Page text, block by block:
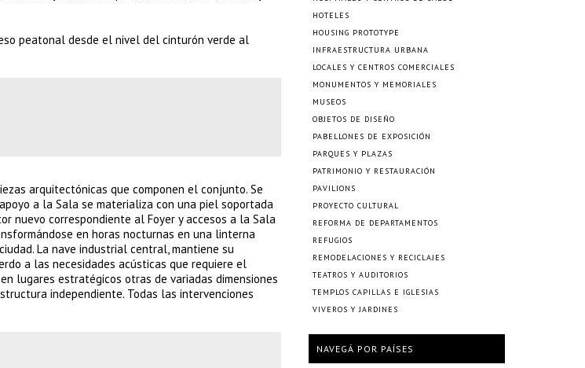
peatonal desde el nivel del cinturón verde al
arquitectónicas que componen el conjunto. Se
a la Sala se materializa con una piel soportada
nuevo correspondiente al Foyer y accesos a la Sala
en horas nocturnas en una linterna
La nave industrial central, mantiene su
a las necesidades acústicas que requiere el
lugares estratégicos otras de variadas dimensiones
independiente. Todas las intervenciones
HOTELES
HOUSING PROTOTYPE
INFRAESTRUCTURA URBANA
LOCALES Y CENTROS COMERCIALES
MONUMENTOS Y MEMORIALES
MUSEOS
OBJETOS DE DISEÑO
PABELLONES DE EXPOSICIÓN
PARQUES Y PLAZAS
PATRIMONIO Y RESTAURACIÓN
PAVILIONS
PROYECTO CULTURAL
REFORMA DE DEPARTAMENTOS
REFUGIOS
REMODELACIONES Y RECICLAJES
TEATROS Y AUDITORIOS
TEMPLOS CAPILLAS E IGLESIAS
VIVEROS Y JARDINES
NAVEGÁ POR PAÍSES